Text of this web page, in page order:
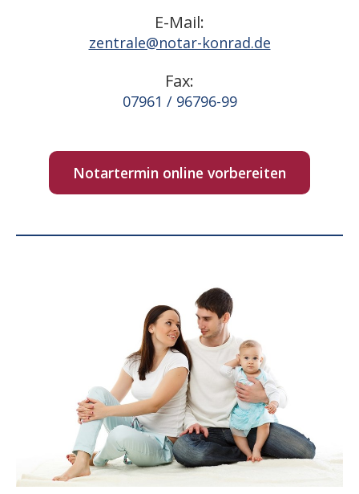
E-Mail:
zentrale@notar-konrad.de
Fax:
07961 / 96796-99
Notartermin online vorbereiten